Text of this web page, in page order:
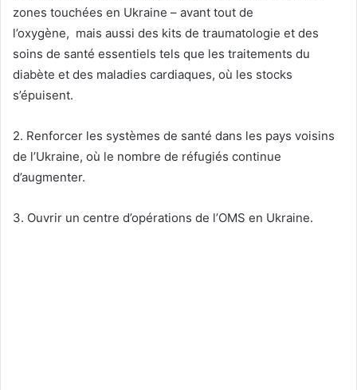
zones touchées en Ukraine – avant tout de
l’oxygène, mais aussi des kits de traumatologie et des
soins de santé essentiels tels que les traitements du
diabète et des maladies cardiaques, où les stocks
s’épuisent.
2. Renforcer les systèmes de santé dans les pays voisins
de l’Ukraine, où le nombre de réfugiés continue
d’augmenter.
3. Ouvrir un centre d’opérations de l’OMS en Ukraine.